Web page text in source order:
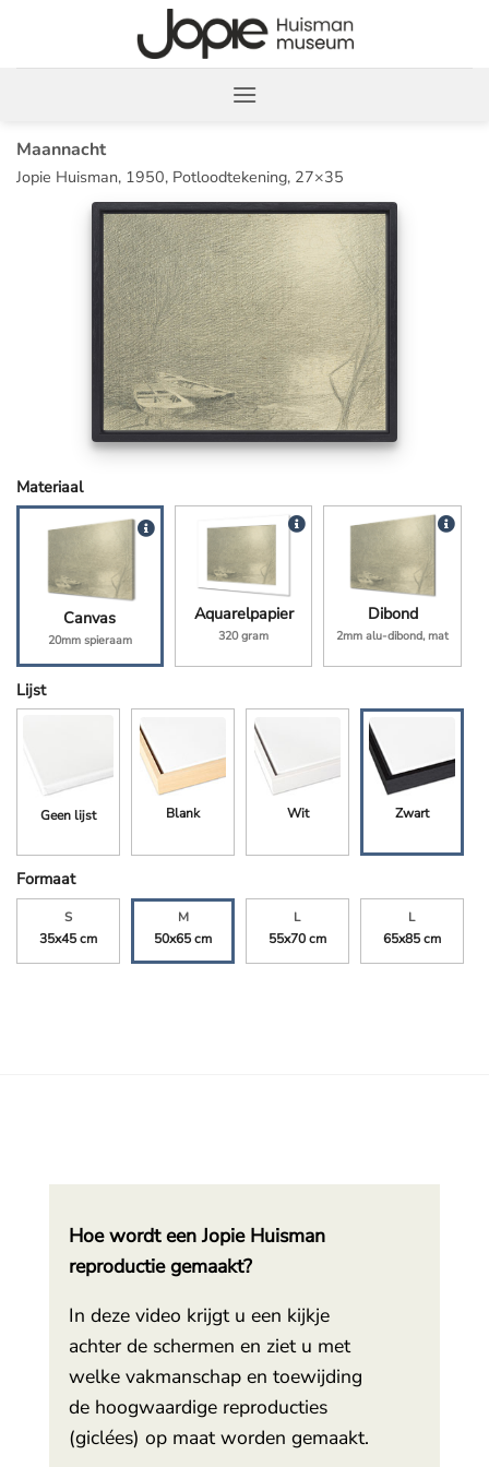
inhoud
Maannacht
Jopie Huisman, 1950, Potloodtekening, 27×35
Materiaal
Canvas
20mm spieraam
Aquarelpapier
320 gram
Dibond
2mm alu-dibond, mat
Lijst
Geen lijst Blank Wit Zwart
Formaat
S
35x45 cm
M
50x65 cm
L
55x70 cm
L
65x85 cm
Hoe wordt een Jopie Huisman
reproductie gemaakt?
In deze video krijgt u een kijkje
achter de schermen en ziet u met
welke vakmanschap en toewijding
de hoogwaardige reproducties
(giclées) op maat worden gemaakt.